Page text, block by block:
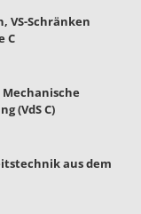
VS-Schränken
C
(VdS C)
aus dem